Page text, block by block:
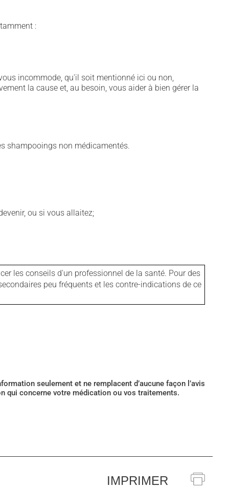
:
incommode, qu'il soit mentionné ici ou non,
la cause et, au besoin, vous aider à bien gérer la
shampooings non médicamentés.
ou si vous allaitez;
les conseils d'un professionnel de la santé. Pour des
peu fréquents et les contre-indications de ce
seulement et ne remplacent d’aucune façon l’avis
qui concerne votre médication ou vos traitements.
IMPRIMER